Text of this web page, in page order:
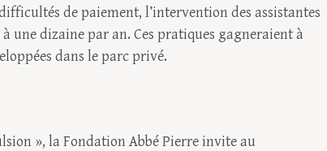
de paiement, l’intervention des assistantes
une dizaine par an. Ces pratiques gagneraient à
dans le parc privé.
», la Fondation Abbé Pierre invite au